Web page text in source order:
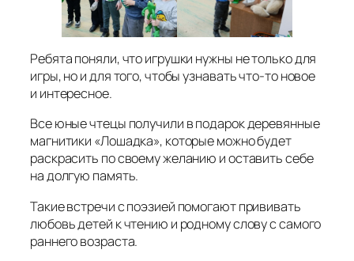
Ребята поняли, что игрушки нужны не только для
игры, но и для того, чтобы узнавать что-то новое
и интересное.
Все юные чтецы получили в подарок деревянные
магнитики «Лошадка», которые можно будет
раскрасить по своему желанию и оставить себе
на долгую память.
Такие встречи с поэзией помогают прививать
любовь детей к чтению и родному слову с самого
раннего возраста.